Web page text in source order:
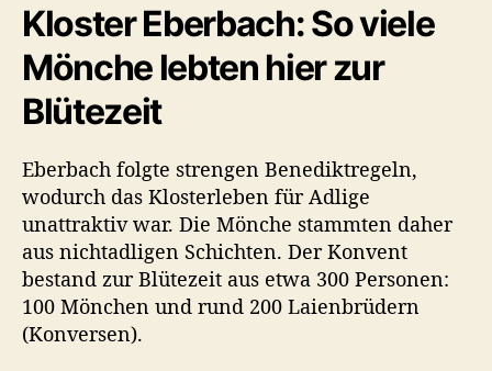
Kloster Eberbach: So viele
Mönche lebten hier zur
Blütezeit
Eberbach folgte strengen Benediktregeln,
wodurch das Klosterleben für Adlige
unattraktiv war. Die Mönche stammten daher
aus nichtadligen Schichten. Der Konvent
bestand zur Blütezeit aus etwa 300 Personen:
100 Mönchen und rund 200 Laienbrüdern
(Konversen).